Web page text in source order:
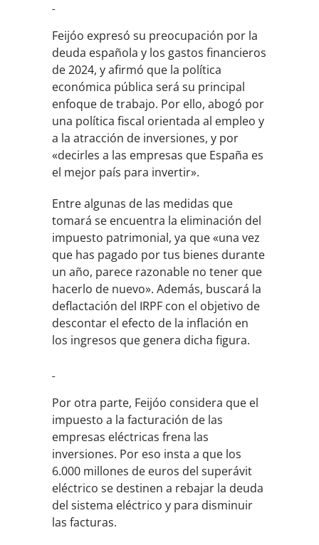
Feijóo expresó su preocupación por la
deuda española y los gastos financieros
de 2024, y afirmó que la política
económica pública será su principal
enfoque de trabajo. Por ello, abogó por
una política fiscal orientada al empleo y
a la atracción de inversiones, y por
«decirles a las empresas que España es
el mejor país para invertir».
Entre algunas de las medidas que
tomará se encuentra la eliminación del
impuesto patrimonial, ya que «una vez
que has pagado por tus bienes durante
un año, parece razonable no tener que
hacerlo de nuevo». Además, buscará la
deflactación del IRPF con el objetivo de
descontar el efecto de la inflación en
los ingresos que genera dicha figura.
Por otra parte, Feijóo considera que el
impuesto a la facturación de las
empresas eléctricas frena las
inversiones. Por eso insta a que los
6.000 millones de euros del superávit
eléctrico se destinen a rebajar la deuda
del sistema eléctrico y para disminuir
las facturas.